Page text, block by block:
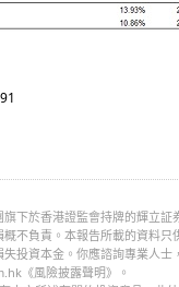
下於香港證監會持牌的輝立
不負責。本報告所載的資料
投資本金。你應諮詢專業人
《風險披露聲明》。